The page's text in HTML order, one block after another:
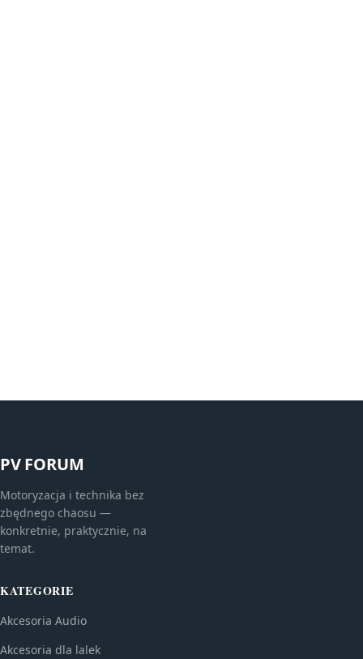
PV FORUM
Motoryzacja i technika bez
zbędnego chaosu —
konkretnie, praktycznie, na
temat.
KATEGORIE
Akcesoria Audio
Akcesoria dla lalek